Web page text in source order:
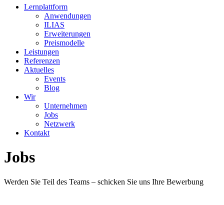
Lernplattform
Anwendungen
ILIAS
Erweiterungen
Preismodelle
Leistungen
Referenzen
Aktuelles
Events
Blog
Wir
Unternehmen
Jobs
Netzwerk
Kontakt
Jobs
Werden Sie Teil des Teams – schicken Sie uns Ihre Bewerbung